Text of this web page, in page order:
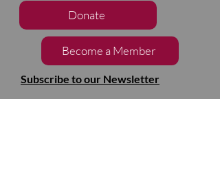
Donate
Become a Member
Subscribe to our Newsletter